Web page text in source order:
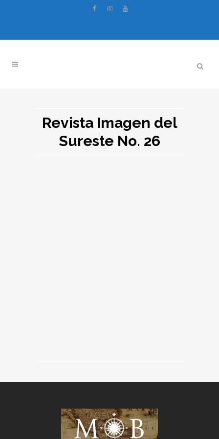
Revista Imagen del
Sureste No. 26